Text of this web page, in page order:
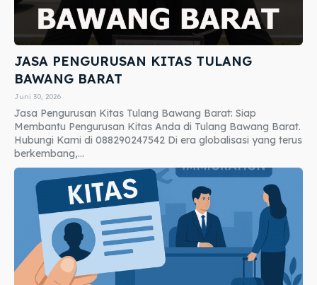
JASA PENGURUSAN KITAS TULANG
BAWANG BARAT
Juni 30, 2026
Jasa Pengurusan Kitas Tulang Bawang Barat: Siap
Membantu Pengurusan Kitas Anda di Tulang Bawang Barat.
Hubungi Kami di 088290247542 Di era globalisasi yang terus
berkembang,...